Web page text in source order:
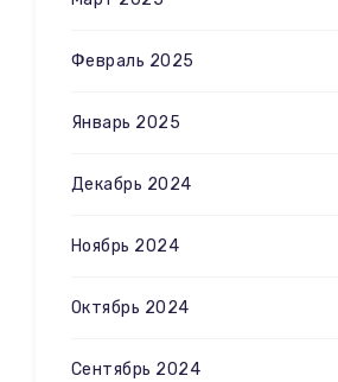
Февраль 2025
Январь 2025
Декабрь 2024
Ноябрь 2024
Октябрь 2024
Сентябрь 2024